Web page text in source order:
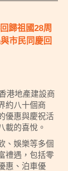
歸祖國28周
市民同慶回
港地產建設商
約八十個商
優惠與慶祝活
載的喜悅。
、娛樂等多個
禮遇，包括零
惠、泊車優